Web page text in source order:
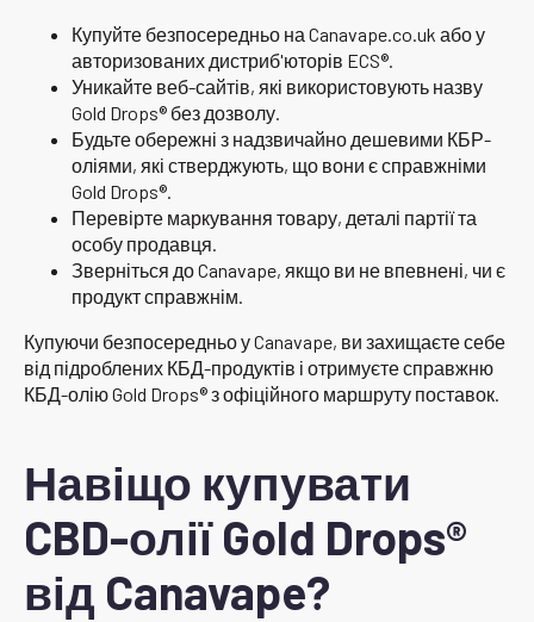
Купуйте безпосередньо на Canavape.co.uk або у
авторизованих дистриб'юторів ECS®.
Уникайте веб-сайтів, які використовують назву
Gold Drops® без дозволу.
Будьте обережні з надзвичайно дешевими КБР-
оліями, які стверджують, що вони є справжніми
Gold Drops®.
Перевірте маркування товару, деталі партії та
особу продавця.
Зверніться до Canavape, якщо ви не впевнені, чи є
продукт справжнім.
Купуючи безпосередньо у Canavape, ви захищаєте себе
від підроблених КБД-продуктів і отримуєте справжню
КБД-олію Gold Drops® з офіційного маршруту поставок.
Навіщо купувати
CBD-олії Gold Drops®
від Canavape?